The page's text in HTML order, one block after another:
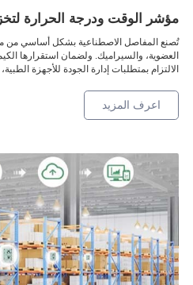
مؤشر الوقت ودرجة الحرارة
تُصنع المفاصل الاصطناعية بشكل أساسي من
العضوية، والسيراميك. ولضمان استقرارها
الالتزام بمتطلبات إدارة الجودة للأجهزة
اعرف المزيد